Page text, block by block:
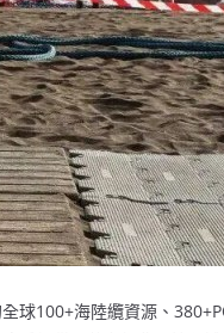
球100+海陸纜資源、